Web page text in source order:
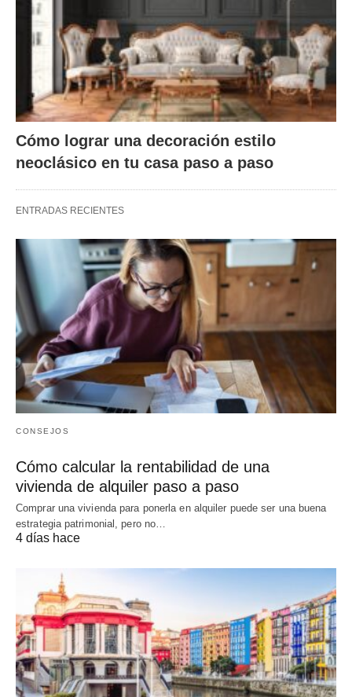
Cómo lograr una decoración estilo
neoclásico en tu casa paso a paso
ENTRADAS RECIENTES
CONSEJOS
Cómo calcular la rentabilidad de una
vivienda de alquiler paso a paso
Comprar una vivienda para ponerla en alquiler puede ser una buena
estrategia patrimonial, pero no…
4 días hace